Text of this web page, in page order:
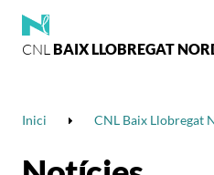
CNL BAIX LLOBREGAT
Inici CNL Baix Llobregat